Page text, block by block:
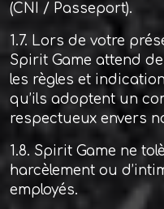
(CNI / Passeport).
1.7. Lors de votre
Spirit Game attend
les règles et
qu’ils adoptent un
respectueux envers
1.8. Spirit Game ne
harcèlement ou
employés.